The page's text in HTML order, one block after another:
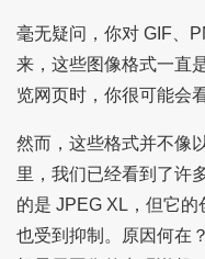
毫无疑问，你对 GIF、
来，这些图像格式一直
览网页时，你很可能会
然而，这些格式并不像
里，我们已经看到了许
的是 JPEG XL，但它
也受到抑制。原因何在